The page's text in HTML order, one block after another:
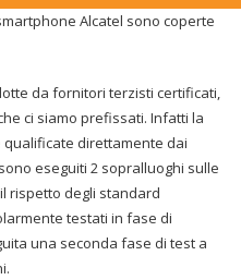
Alcatel sono coperte
da fornitori terzisti certificati,
ci siamo prefissati. Infatti la
direttamente dai
eseguiti 2 sopralluoghi sulle
rispetto degli standard
testati in fase di
una seconda fase di test a